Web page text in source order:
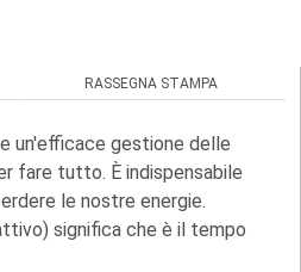
RASSEGNA STAMPA
un'efficace gestione delle
fare tutto. È indispensabile
le nostre energie.
significa che è il tempo